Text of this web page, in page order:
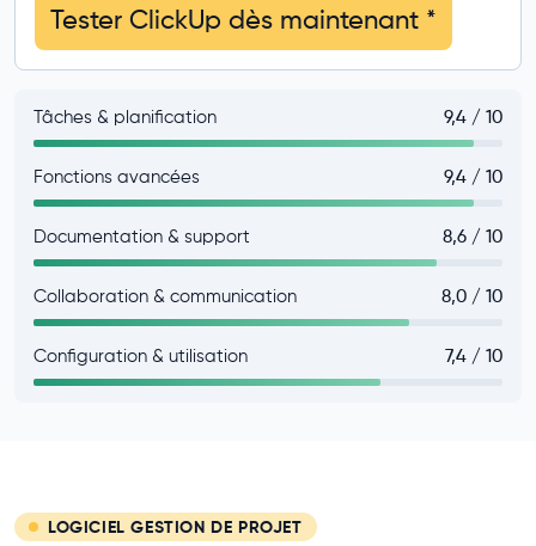
Tester ClickUp dès maintenant *
Tâches & planification 9,4 / 10
Fonctions avancées 9,4 / 10
Documentation & support 8,6 / 10
Collaboration & communication 8,0 / 10
Configuration & utilisation 7,4 / 10
LOGICIEL GESTION DE PROJET